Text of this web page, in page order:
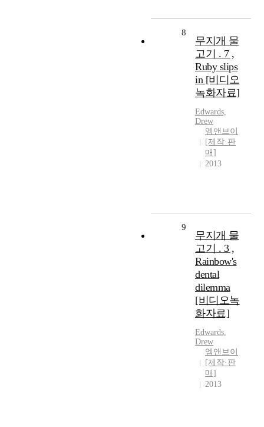
8
무지개 물
고기 . 7 ,
Ruby slips
in [비디오
녹화자료]
Edwards,
Drew
엠앤브이
[제작·판
매]
2013
9
무지개 물
고기 . 3 ,
Rainbow's
dental
dilemma
[비디오녹
화자료]
Edwards,
Drew
엠앤브이
[제작·판
매]
2013